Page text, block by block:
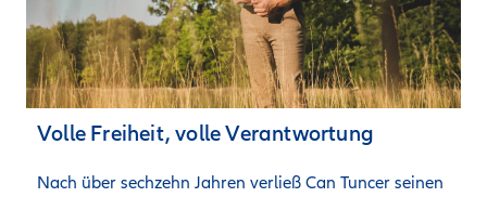
Volle Freiheit, volle Verantwortung
Nach über sechzehn Jahren verließ Can Tuncer seinen